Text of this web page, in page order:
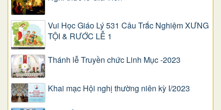
Vui Học Giáo Lý 531 Câu Trắc Nghiệm XƯNG
TỘI & RƯỚC LỄ 1
Thánh lễ Truyền chức Linh Mục -2023
Khai mạc Hội nghị thường niên kỳ I/2023